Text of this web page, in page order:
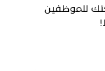
للموظفين